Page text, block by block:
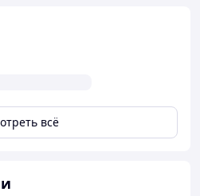
всё